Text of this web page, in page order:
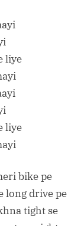
liye
liye
bike pe
long drive pe
tight se